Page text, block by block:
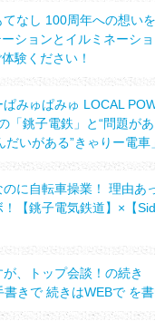
てなし 100周年への想い
ションとイルミネーシ
験ください！
ぱみゅぱみゅ LOCAL
「銚子電鉄」と“問題があ
だいがある”きゃりー電車
のに自転車操業！ 理由あ
【銚子電気鉄道】×【
が、トップ会談！の続き
きで 続きはWEBで を書